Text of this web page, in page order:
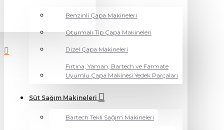
Benzinli Çapa Makineleri
Oturmalı Tip Çapa Makineleri
Dizel Çapa Makineleri
Fırtına, Yaman, Bartech ve Farmate
Uyumlu Çapa Makinesi Yedek Parçaları
Süt Sağım Makineleri
Bartech Tekli Sağım Makineleri